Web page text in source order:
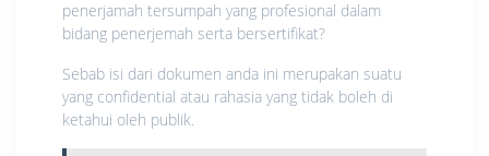
penerjamah tersumpah yang profesional dalam
bidang penerjemah serta bersertifikat?
Sebab isi dari dokumen anda ini merupakan suatu
yang confidential atau rahasia yang tidak boleh di
ketahui oleh publik.